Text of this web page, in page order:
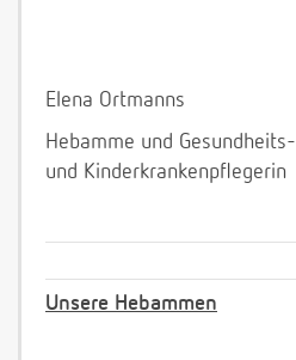
Elena Ortmanns
Hebamme und Gesundheits-
und Kinderkrankenpflegerin
Unsere Hebammen